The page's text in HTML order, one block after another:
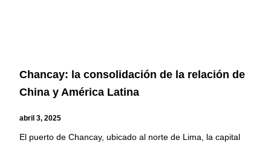
Chancay: la consolidación de la relación de
China y América Latina
abril 3, 2025
El puerto de Chancay, ubicado al norte de Lima, la capital